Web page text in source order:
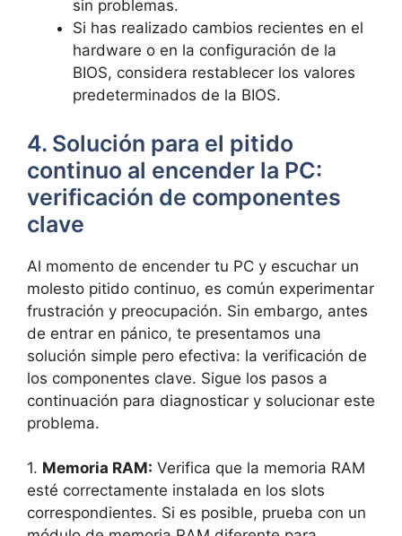
sin problemas.
Si has realizado cambios​ recientes en el
hardware o en la configuración ‍de la
BIOS, considera restablecer los valores
predeterminados‍ de la⁤ BIOS.
4. Solución para el pitido
continuo al encender la ⁤PC:
verificación de ‍componentes​
clave
Al momento de ​encender tu PC ⁤y escuchar⁢ un⁢
molesto pitido ⁢continuo, es común ‍experimentar
frustración y preocupación. Sin​ embargo, antes⁣
de entrar en pánico, te presentamos una
solución⁣ simple⁢ pero efectiva: la ⁣verificación‌ de‍
los componentes clave. Sigue‍ los pasos a⁤
continuación⁢ para diagnosticar⁢ y solucionar este
problema.
1. Memoria RAM: Verifica que la​ memoria ‌RAM⁢
esté correctamente ‍instalada⁤ en los slots
correspondientes. Si es posible, prueba con un